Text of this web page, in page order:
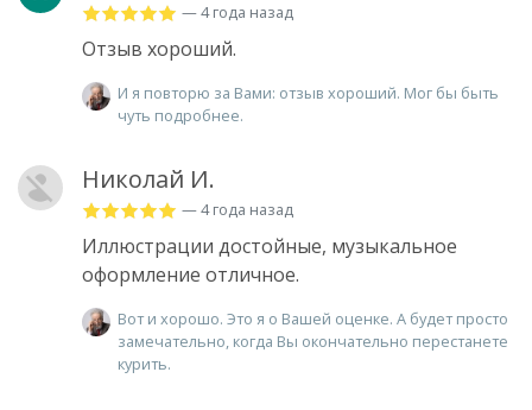
— 4 года назад
Отзыв хороший.
И я повторю за Вами: отзыв хороший. Мог бы быть
чуть подробнее.
Николай И.
— 4 года назад
Иллюстрации достойные, музыкальное
оформление отличное.
Вот и хорошо. Это я о Вашей оценке. А будет просто
замечательно, когда Вы окончательно перестанете
курить.